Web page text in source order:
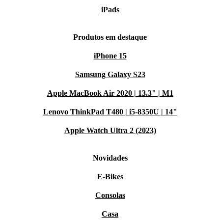
iPads
Produtos em destaque
iPhone 15
Samsung Galaxy S23
Apple MacBook Air 2020 | 13.3" | M1
Lenovo ThinkPad T480 | i5-8350U | 14"
Apple Watch Ultra 2 (2023)
Novidades
E-Bikes
Consolas
Casa